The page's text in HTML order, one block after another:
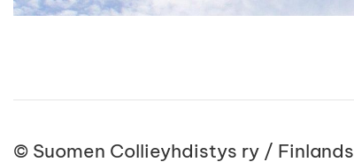
© Suomen Collieyhdistys ry / Finlands